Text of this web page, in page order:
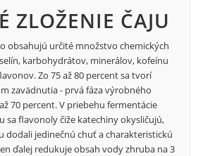
ZLOŽENIE ČAJU
obsahujú určité množstvo chemických
karbohydrátov, minerálov, kofeínu
Zo 75 až 80 percent sa tvorí
zavädnutia - prvá fáza výrobného
70 percent. V priebehu fermentácie
sa flavonoly čiže katechiny okysličujú,
dodali jedinečnú chuť a charakteristickú
ďalej redukuje obsah vody zhruba na 3